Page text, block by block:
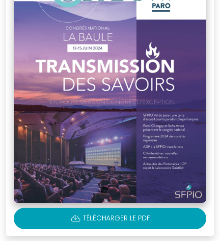
CLOUD_DOWNLOAD TÉLÉCHARGER LE PDF